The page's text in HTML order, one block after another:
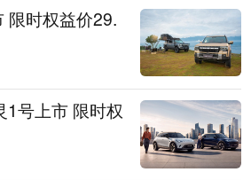
限时权益价29.
号上市 限时权